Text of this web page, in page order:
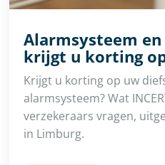
Alarmsysteem
krijgt u korting
Krijgt u korting op uw
alarmsysteem? Wat
verzekeraars vragen,
in Limburg.